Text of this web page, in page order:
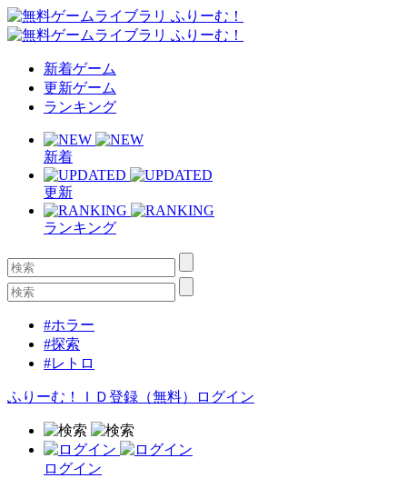
新着ゲーム
更新ゲーム
ランキング
新着
更新
ランキング
#ホラー
#探索
#レトロ
ふりーむ！ＩＤ登録（無料） ログイン
ログイン